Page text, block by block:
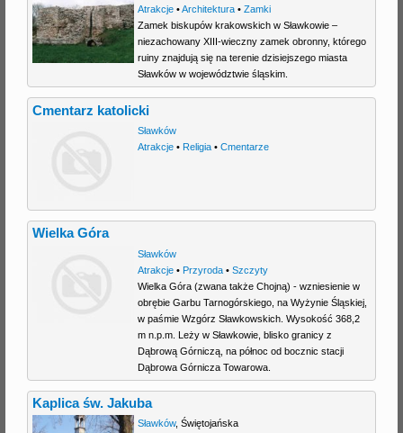
Atrakcje•Architektura• Zamki
Zamek biskupów krakowskich w Sławkowie –
niezachowany XIII-wieczny zamek obronny, którego
ruiny znajdują się na terenie dzisiejszego miasta
Sławków w województwie śląskim.
Cmentarz katolicki
Sławków
Atrakcje• Religia• Cmentarze
Wielka Góra
Sławków
Atrakcje• Przyroda• Szczyty
Wielka Góra (zwana także Chojną) - wzniesienie w
obrębie Garbu Tarnogórskiego, na Wyżynie Śląskiej,
w paśmie Wzgórz Sławkowskich. Wysokość 368,2
m n.p.m. Leży w Sławkowie, blisko granicy z
Dąbrową Górniczą, na północ od bocznic stacji
Dąbrowa Górnicza Towarowa.
Kaplica św. Jakuba
Sławków, Świętojańska